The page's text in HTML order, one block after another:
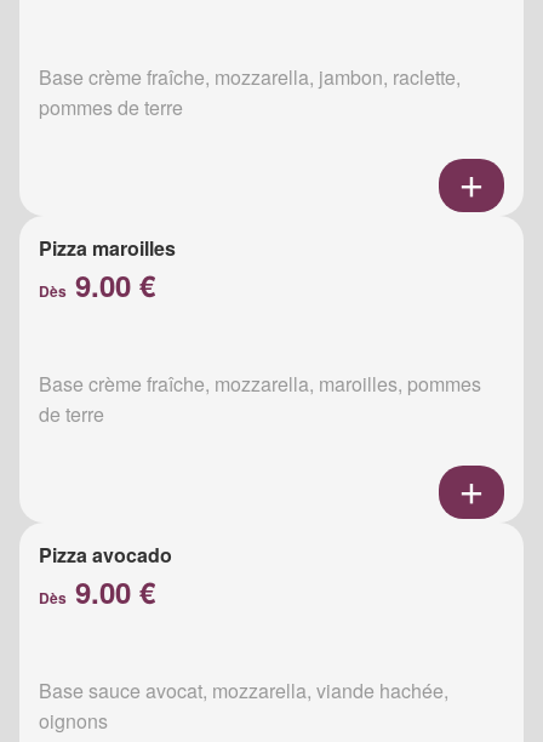
Base crème fraîche, mozzarella, jambon, raclette,
pommes de terre
Pizza maroilles
Dès 9.00 €
Base crème fraîche, mozzarella, maroilles, pommes
de terre
Pizza avocado
Dès 9.00 €
Base sauce avocat, mozzarella, viande hachée,
oignons